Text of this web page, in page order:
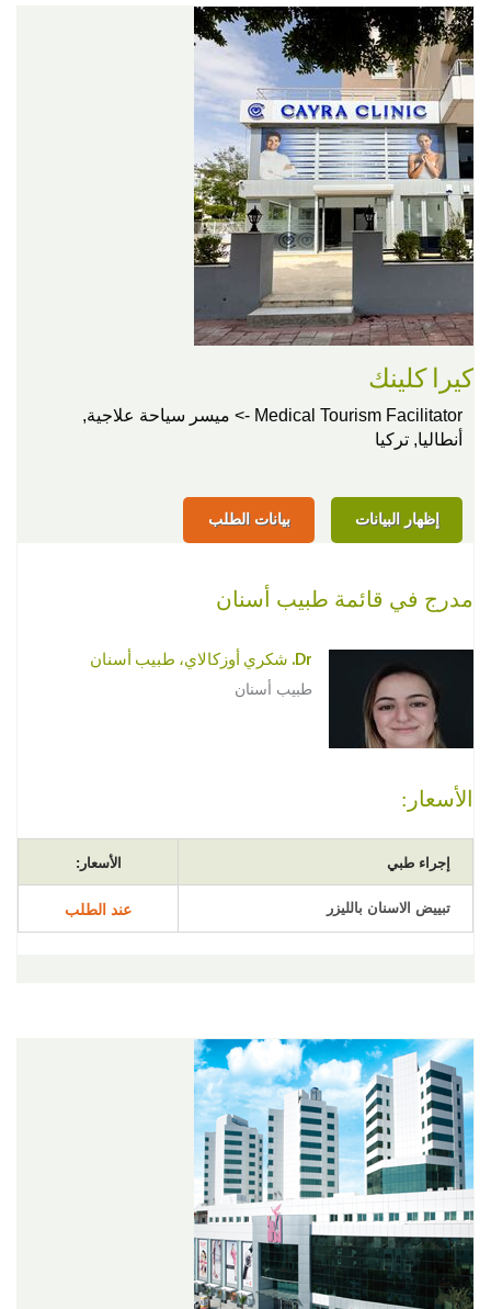
كيرا كلينك
Medical Tourism Facilitator -> ميسر سياحة علاجية,
أنطاليا, تركيا
إظهار البيانات بيانات الطلب
مدرج في قائمة طبيب أسنان
Dr. شكري أوزكالاي، طبيب أسنان
طبيب أسنان
الأسعار:
إجراء طبي الأسعار:
تبييض الاسنان بالليزر عند الطلب